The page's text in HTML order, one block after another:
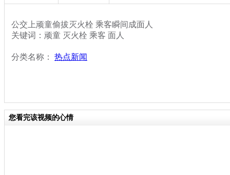
公交上顽童偷拔灭火栓 乘客瞬间成面人
关键词：顽童 灭火栓 乘客 面人
分类名称： 热点新闻
您看完该视频的心情